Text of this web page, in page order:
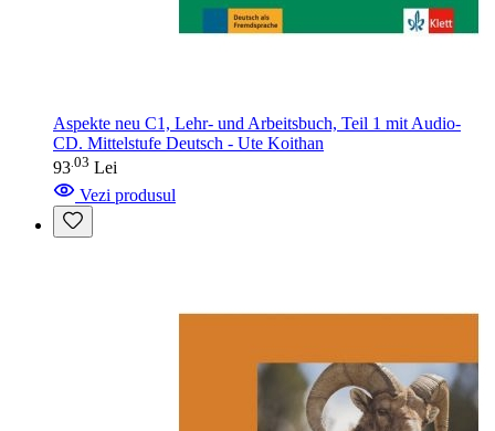
Aspekte neu C1, Lehr- und Arbeitsbuch, Teil 1 mit Audio-
CD. Mittelstufe Deutsch - Ute Koithan
93 03 Lei
Vezi produsul